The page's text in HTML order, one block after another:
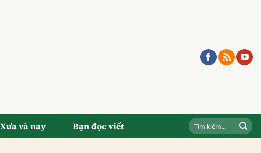
Xưa và nay Bạn đọc viết